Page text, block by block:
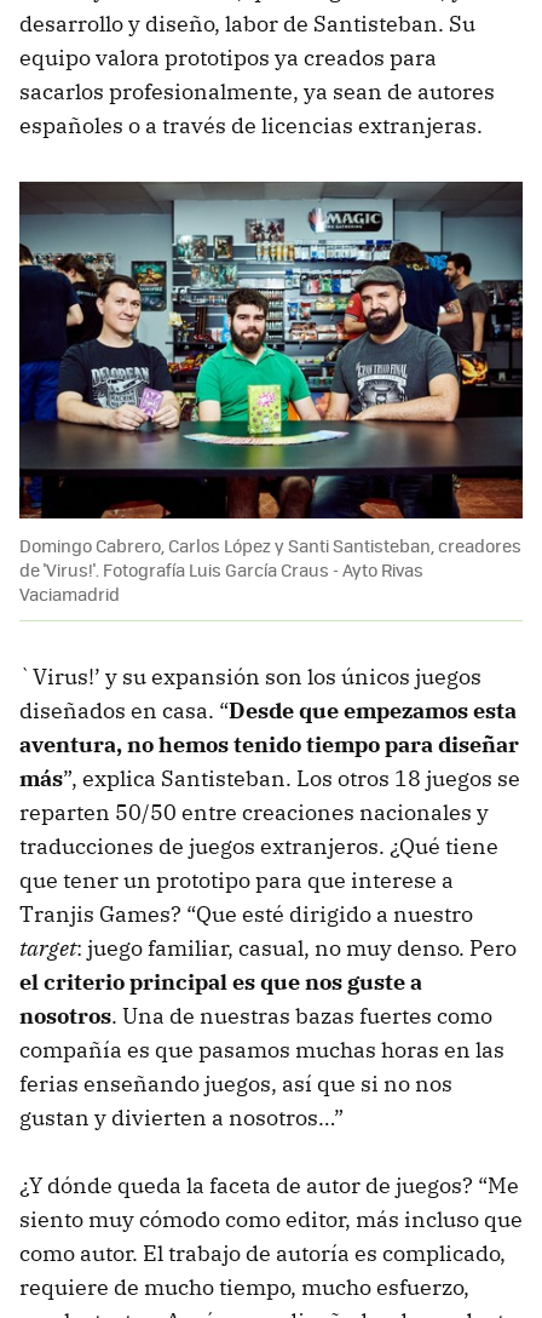
desarrollo y diseño, labor de Santisteban. Su
equipo valora prototipos ya creados para
sacarlos profesionalmente, ya sean de autores
españoles o a través de licencias extranjeras.
Domingo Cabrero, Carlos López y Santi Santisteban, creadores
de 'Virus!'. Fotografía Luis García Craus - Ayto Rivas
Vaciamadrid
`Virus!’ y su expansión son los únicos juegos
diseñados en casa. “Desde que empezamos esta
aventura, no hemos tenido tiempo para diseñar
más”, explica Santisteban. Los otros 18 juegos se
reparten 50/50 entre creaciones nacionales y
traducciones de juegos extranjeros. ¿Qué tiene
que tener un prototipo para que interese a
Tranjis Games? “Que esté dirigido a nuestro
target: juego familiar, casual, no muy denso. Pero
el criterio principal es que nos guste a
nosotros. Una de nuestras bazas fuertes como
compañía es que pasamos muchas horas en las
ferias enseñando juegos, así que si no nos
gustan y divierten a nosotros…”
¿Y dónde queda la faceta de autor de juegos? “Me
siento muy cómodo como editor, más incluso que
como autor. El trabajo de autoría es complicado,
requiere de mucho tiempo, mucho esfuerzo,